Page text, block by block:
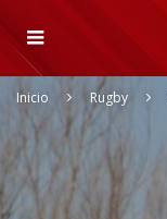
Inicio Rugby